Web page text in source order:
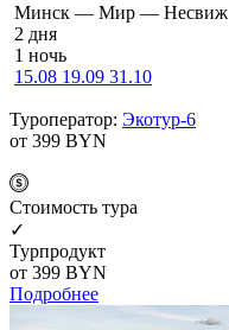
Минск — Мир — Несвиж
2 дня
1 ночь
15.08 19.09 31.10
Туроператор: Экотур-6
от 399 BYN
Cтоимость тура
✓
Турпродукт
от 399 BYN
Подробнее